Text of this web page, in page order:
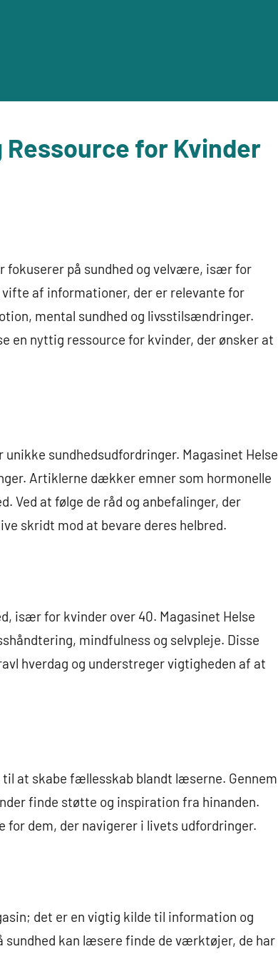
Ressource for Kvinder
fokuserer på sundhed og velvære, især for
af informationer, der er relevante for
mental sundhed og livsstilsændringer.
en nyttig ressource for kvinder, der ønsker at
sundhedsudfordringer. Magasinet Helse
Artiklerne dækker emner som hormonelle
Ved at følge de råd og anbefalinger, der
skridt mod at bevare deres helbred.
især for kvinder over 40. Magasinet Helse
mindfulness og selvpleje. Disse
hverdag og understreger vigtigheden af at
til at skabe fællesskab blandt læserne. Gennem
finde støtte og inspiration fra hinanden.
dem, der navigerer i livets udfordringer.
det er en vigtig kilde til information og
sundhed kan læsere finde de værktøjer, de har